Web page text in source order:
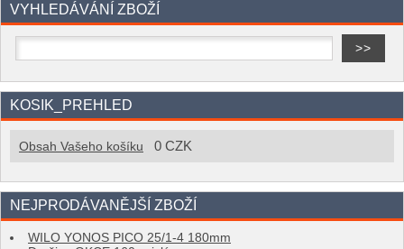
VYHLEDÁVÁNÍ ZBOŽÍ
KOSIK_PREHLED
Obsah Vašeho košíku 0 CZK
NEJPRODÁVANĚJŠÍ ZBOŽÍ
WILO YONOS PICO 25/1-4 180mm